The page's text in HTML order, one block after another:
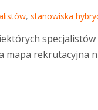
, stanowiska
mapa rekrutacyjna